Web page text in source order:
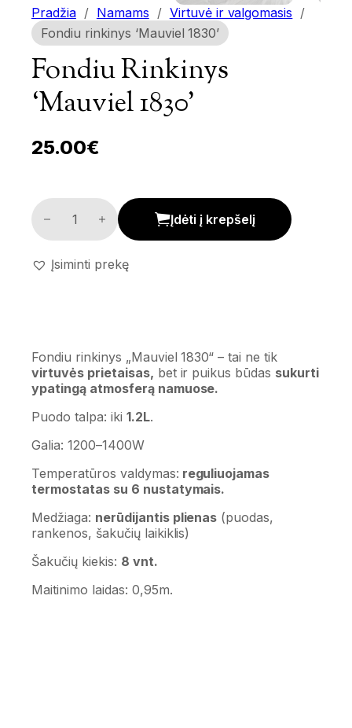
Pradžia / Namams / Virtuvė ir valgomasis /
Fondiu rinkinys ‘Mauviel 1830’
Fondiu Rinkinys
‘Mauviel 1830’
25.00€
Fondiu rinkinys 'Mauviel 1830' kiekis
Įdėti į krepšelį
Įsiminti prekę
Fondiu rinkinys „Mauviel 1830“ – tai ne tik
virtuvės prietaisas, bet ir puikus būdas sukurti
ypatingą atmosferą namuose.
Puodo talpa: iki 1.2L.
Galia: 1200–1400W
Temperatūros valdymas: reguliuojamas
termostatas su 6 nustatymais.
Medžiaga: nerūdijantis plienas (puodas,
rankenos, šakučių laikiklis)
Šakučių kiekis: 8 vnt.
Maitinimo laidas: 0,95m.